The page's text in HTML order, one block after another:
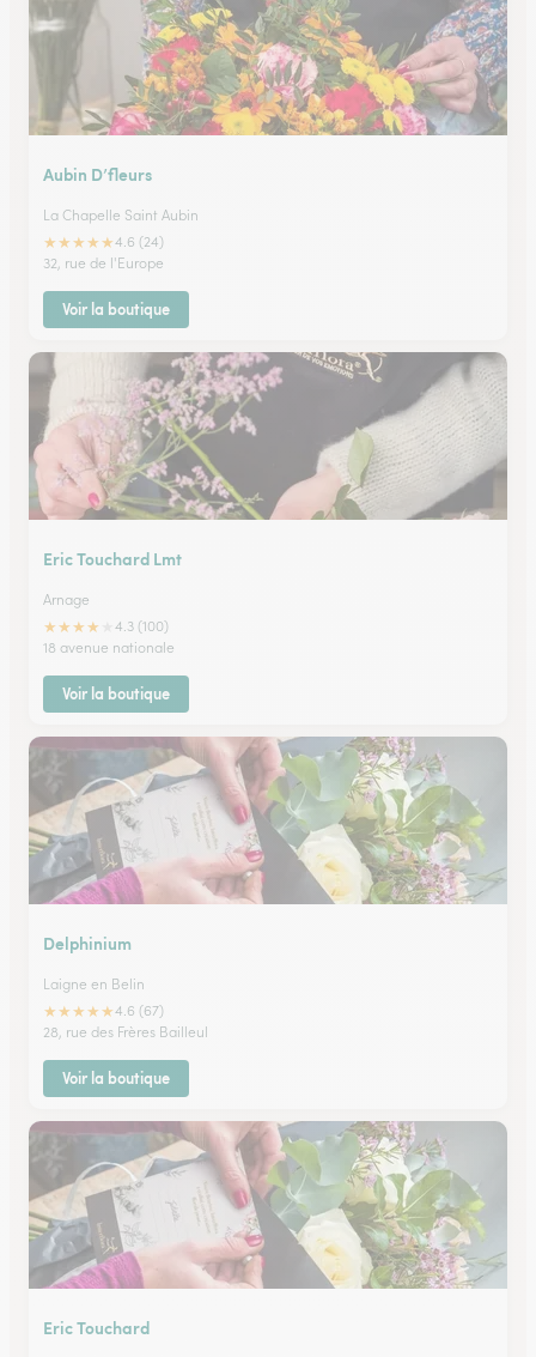
Aubin D’fleurs
La Chapelle Saint Aubin
★★★★★4.6 (24)
32, rue de l'Europe
Voir la boutique
Eric Touchard Lmt
Arnage
★★★★
4.3 (100)
18 avenue nationale
Voir la boutique
Delphinium
Laigne en Belin
★★★★★4.6 (67)
28, rue des Frères Bailleul
Voir la boutique
Eric Touchard